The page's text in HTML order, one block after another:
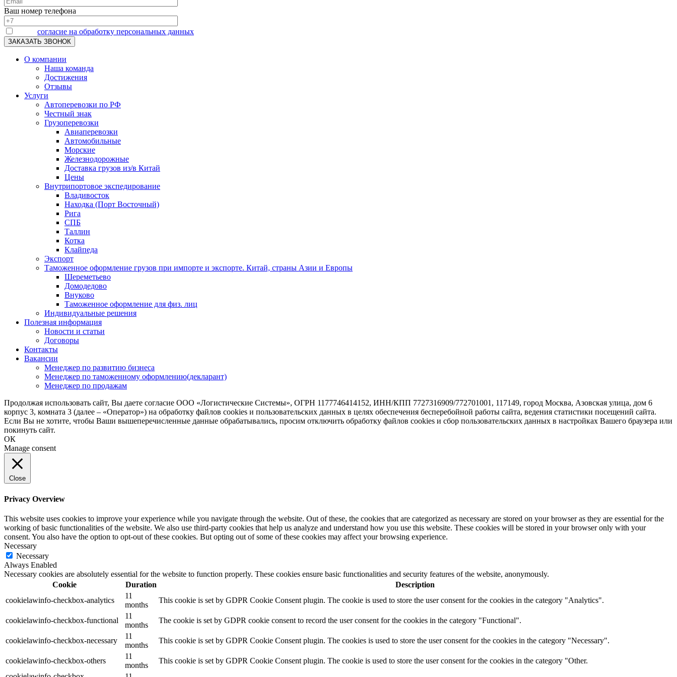
Ваш номер телефона
согласие на обработку персональных данных
О компании
Наша команда
Достижения
Отзывы
Услуги
Автоперевозки по РФ
Честный знак
Грузоперевозки
Авиаперевозки
Автомобильные
Морские
Железнодорожные
Доставка грузов из/в Китай
Цены
Внутрипортовое экспедирование
Владивосток
Находка (Порт Восточный)
Рига
СПБ
Таллин
Котка
Клайпеда
Экспорт
Таможенное оформление грузов при импорте и экспорте. Китай, страны Азии и Европы
Шереметьево
Домодедово
Внуково
Таможенное оформление для физ. лиц
Индивидуальные решения
Полезная информация
Новости и статьи
Договоры
Контакты
Вакансии
Менеджер по развитию бизнеса
Менеджер по таможенному оформлению(декларант)
Менеджер по продажам
Продолжая использовать сайт, Вы даете согласие ООО «Логистические Системы», ОГРН 1177746414152, ИНН/КПП 7727316909/772701001, 117149, город Москва, Азовская улица, дом 6
корпус 3, комната 3 (далее – «Оператор») на обработку файлов cookies и пользовательских данных в целях обеспечения бесперебойной работы сайта, ведения статистики посещений сайта.
Если Вы не хотите, чтобы Ваши вышеперечисленные данные обрабатывались, просим отключить обработку файлов cookies и сбор пользовательских данных в настройках Вашего браузера или
покинуть сайт.
ОК
Manage consent
Close
Privacy Overview
This website uses cookies to improve your experience while you navigate through the website. Out of these, the cookies that are categorized as necessary are stored on your browser as they are essential for the
working of basic functionalities of the website. We also use third-party cookies that help us analyze and understand how you use this website. These cookies will be stored in your browser only with your
consent. You also have the option to opt-out of these cookies. But opting out of some of these cookies may affect your browsing experience.
Necessary
Necessary
Always Enabled
Necessary cookies are absolutely essential for the website to function properly. These cookies ensure basic functionalities and security features of the website, anonymously.
Cookie
Duration
Description
cookielawinfo-checkbox-analytics
11
months
This cookie is set by GDPR Cookie Consent plugin. The cookie is used to store the user consent for the cookies in the category "Analytics".
cookielawinfo-checkbox-functional
11
months
The cookie is set by GDPR cookie consent to record the user consent for the cookies in the category "Functional".
cookielawinfo-checkbox-necessary
11
months
This cookie is set by GDPR Cookie Consent plugin. The cookies is used to store the user consent for the cookies in the category "Necessary".
cookielawinfo-checkbox-others
11
months
This cookie is set by GDPR Cookie Consent plugin. The cookie is used to store the user consent for the cookies in the category "Other.